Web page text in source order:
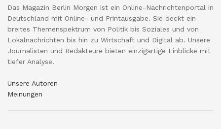
Das Magazin Berlin Morgen ist ein Online-Nachrichtenportal in
Deutschland mit Online- und Printausgabe. Sie deckt ein
breites Themenspektrum von Politik bis Soziales und von
Lokalnachrichten bis hin zu Wirtschaft und Digital ab. Unsere
Journalisten und Redakteure bieten einzigartige Einblicke mit
tiefer Analyse.
Unsere Autoren
Meinungen